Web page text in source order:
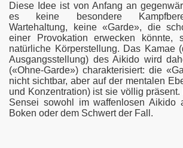
Diese Idee ist von Anfang an
es keine besondere
Wartehaltung, keine «Garde», die
einer Provokation erwecken könnte,
natürliche Körperstellung. Das Kamae
Ausgangsstellung) des Aikido wird
(«Ohne-Garde») charakterisiert: die
nicht sichtbar, aber auf der mentalen
und Konzentration) ist sie völlig
Sensei sowohl im waffenlosen Aikido
Boken oder dem Schwert der Fall.